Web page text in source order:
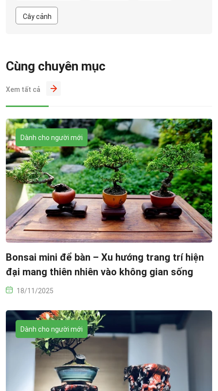
Cây cảnh
Cùng chuyên mục
Xem tất cả
Dành cho người mới
Bonsai mini để bàn – Xu hướng trang trí hiện
đại mang thiên nhiên vào không gian sống
18/11/2025
Dành cho người mới